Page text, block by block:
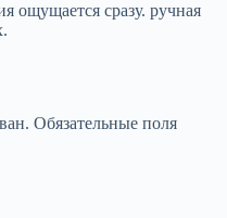
ощущается сразу. ручная
Обязательные поля